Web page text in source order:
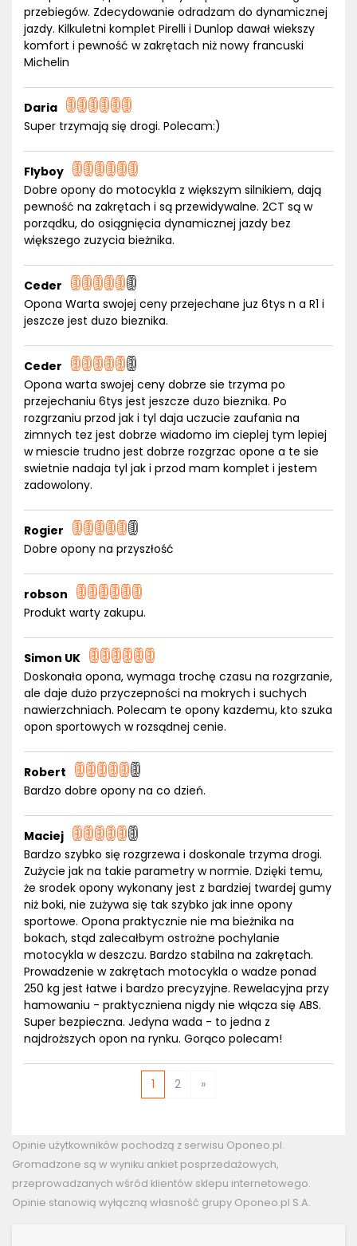
przebiegów. Zdecydowanie odradzam do dynamicznej
jazdy. Kilkuletni komplet Pirelli i Dunlop dawał wiekszy
komfort i pewność w zakrętach niż nowy francuski
Michelin
Daria
Super trzymają się drogi. Polecam:)
Flyboy
Dobre opony do motocykla z większym silnikiem, dają
pewność na zakrętach i są przewidywalne. 2CT są w
porządku, do osiągnięcia dynamicznej jazdy bez
większego zuzycia bieżnika.
Ceder
Opona Warta swojej ceny przejechane juz 6tys n a R1 i
jeszcze jest duzo bieznika.
Ceder
Opona warta swojej ceny dobrze sie trzyma po
przejechaniu 6tys jest jeszcze duzo bieznika. Po
rozgrzaniu przod jak i tyl daja uczucie zaufania na
zimnych tez jest dobrze wiadomo im cieplej tym lepiej
w miescie trudno jest dobrze rozgrzac opone a te sie
swietnie nadaja tyl jak i przod mam komplet i jestem
zadowolony.
Rogier
Dobre opony na przyszłość
robson
Produkt warty zakupu.
Simon UK
Doskonała opona, wymaga trochę czasu na rozgrzanie,
ale daje dużo przyczepności na mokrych i suchych
nawierzchniach. Polecam te opony kazdemu, kto szuka
opon sportowych w rozsądnej cenie.
Robert
Bardzo dobre opony na co dzień.
Maciej
Bardzo szybko się rozgrzewa i doskonale trzyma drogi.
Zużycie jak na takie parametry w normie. Dzięki temu,
że srodek opony wykonany jest z bardziej twardej gumy
niż boki, nie zużywa się tak szybko jak inne opony
sportowe. Opona praktycznie nie ma bieżnika na
bokach, stąd zalecałbym ostrożne pochylanie
motocykla w deszczu. Bardzo stabilna na zakrętach.
Prowadzenie w zakrętach motocykla o wadze ponad
250 kg jest łatwe i bardzo precyzyjne. Rewelacyjna przy
hamowaniu - praktyczniena nigdy nie włącza się ABS.
Super bezpieczna. Jedyna wada - to jedna z
najdroższych opon na rynku. Gorąco polecam!
1 2 »
Opinie użytkowników pochodzą z serwisu Oponeo.pl.
Gromadzone są w wyniku ankiet posprzedażowych,
przeprowadzanych wśród klientów sklepu internetowego.
Opinie stanowią wyłączną własność grupy Oponeo.pl S.A.